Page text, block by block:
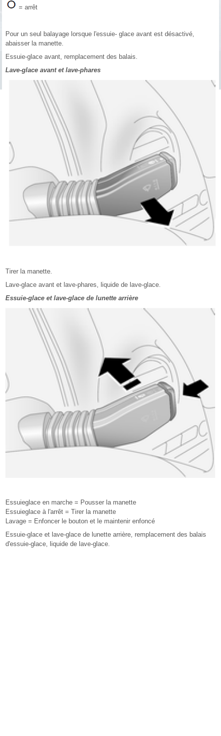
= arrêt
Pour un seul balayage lorsque l'essuie- glace avant est désactivé,
abaisser la manette.
Essuie-glace avant, remplacement des balais.
Lave-glace avant et lave-phares
Tirer la manette.
Lave-glace avant et lave-phares, liquide de lave-glace.
Essuie-glace et lave-glace de lunette arrière
Essuieglace en marche = Pousser la manette
Essuieglace à l'arrêt = Tirer la manette
Lavage = Enfoncer le bouton et le maintenir enfoncé
Essuie-glace et lave-glace de lunette arrière, remplacement des balais
d'essuie-glace, liquide de lave-glace.